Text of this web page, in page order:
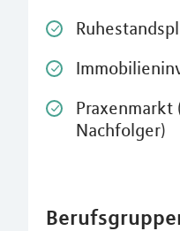
Praxenmarkt
Nachfolger)